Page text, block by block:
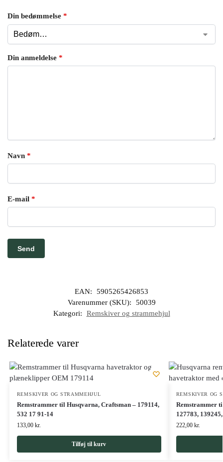
Din bedømmelse *
Din anmeldelse *
Navn *
E-mail *
EAN:
5905265426853
Varenummer (SKU):
50039
Kategori:
Remskiver og strammehjul
Relaterede varer
REMSKIVER OG STRAMMEHJUL
Remstrammer til Husqvarna, Craftsman – 179114,
532 17 91-14
133,00 kr.
Tilføj til kurv
REMSKIVER OG
Remstrammer
127783,
222,00 kr.